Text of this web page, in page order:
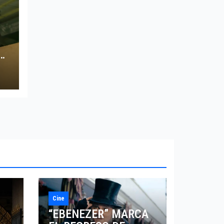
Cine
“EBENEZER” MARCA